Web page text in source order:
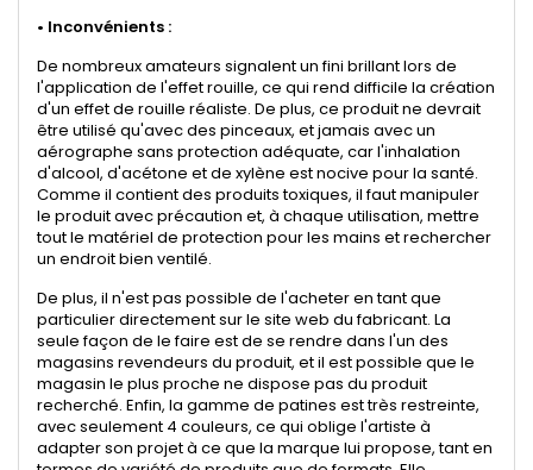
• Inconvénients :
De nombreux amateurs signalent un fini brillant lors de
l'application de l'effet rouille, ce qui rend difficile la création
d'un effet de rouille réaliste. De plus, ce produit ne devrait
être utilisé qu'avec des pinceaux, et jamais avec un
aérographe sans protection adéquate, car l'inhalation
d'alcool, d'acétone et de xylène est nocive pour la santé.
Comme il contient des produits toxiques, il faut manipuler
le produit avec précaution et, à chaque utilisation, mettre
tout le matériel de protection pour les mains et rechercher
un endroit bien ventilé.
De plus, il n'est pas possible de l'acheter en tant que
particulier directement sur le site web du fabricant. La
seule façon de le faire est de se rendre dans l'un des
magasins revendeurs du produit, et il est possible que le
magasin le plus proche ne dispose pas du produit
recherché. Enfin, la gamme de patines est très restreinte,
avec seulement 4 couleurs, ce qui oblige l'artiste à
adapter son projet à ce que la marque lui propose, tant en